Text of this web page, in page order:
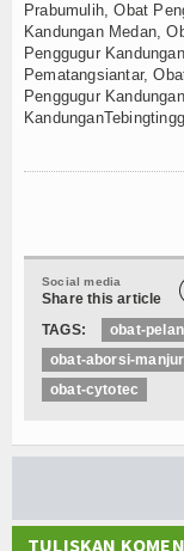
Prabumulih, Obat
Kandungan Medan,
Penggugur
Pematangsiantar,
Penggugur
Social media
Share this article
TAGS: obat-
obat-aborsi-manjur
obat-cytotec
TULISKAN